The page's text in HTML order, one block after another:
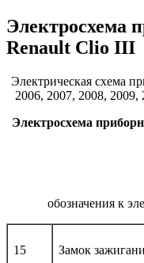
Электросхема
Renault Clio III
Электрическая схема
2006, 2007, 2008, 2009,
Электросхема
обозначения к
15 Замок